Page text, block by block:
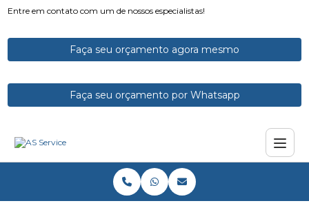
Entre em contato com um de nossos especialistas!
Faça seu orçamento agora mesmo
Faça seu orçamento por Whatsapp